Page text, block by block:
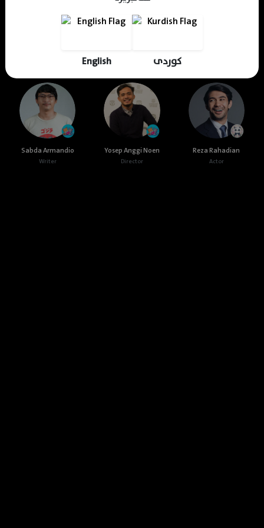
English کوردی
Translator
Rahna Hikmat
Translator
Cast & Crew
Sabda Armandio
Writer
Yosep Anggi Noen
Director
Reza Rahadian
Actor